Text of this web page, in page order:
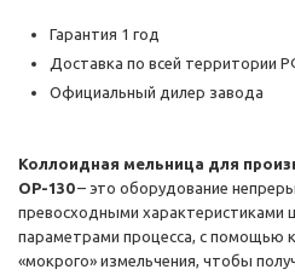
Гарантия 1 год
Доставка по всей территории
Официальный дилер завода
Коллоидная мельница для
OP-130– это оборудование
превосходными характеристиками
параметрами процесса, с помощью
«мокрого» измельчения, чтобы